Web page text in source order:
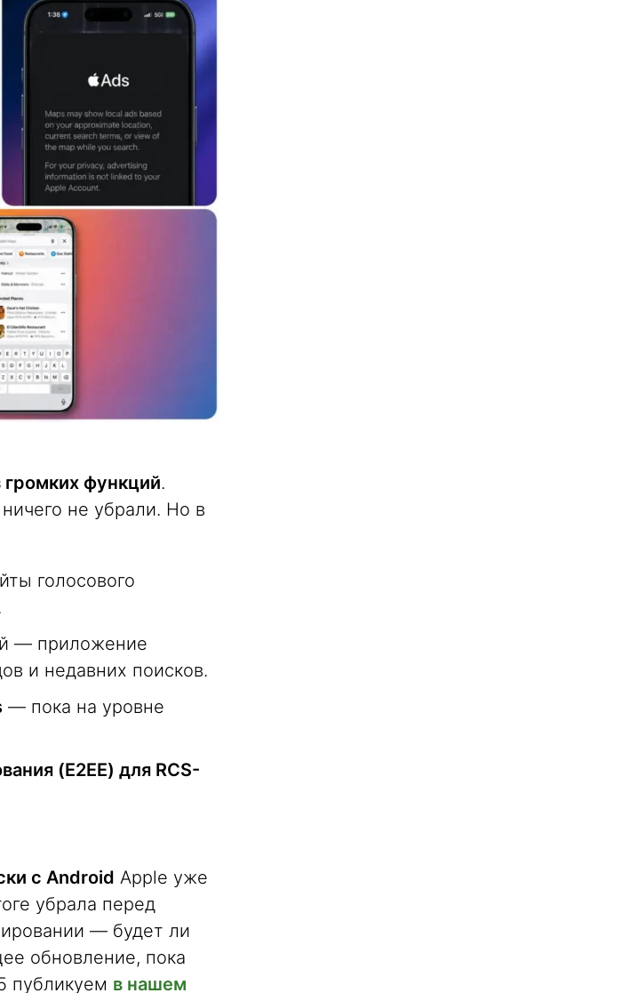
функций.
не убрали. Но в
голосового
— приложение
и недавних поисков.
— пока на уровне
(E2EE) для RCS-
с Android Apple уже
убрала перед
— будет ли
обновление, пока
публикуем в нашем